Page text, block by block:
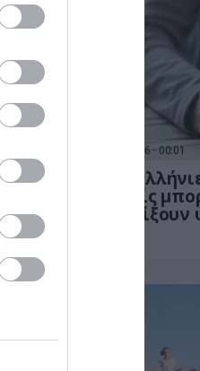
της
29.05.2026 00:01
γονείς